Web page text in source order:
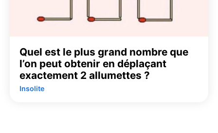
Quel est le plus grand nombre que
l’on peut obtenir en déplaçant
exactement 2 allumettes ?
Insolite